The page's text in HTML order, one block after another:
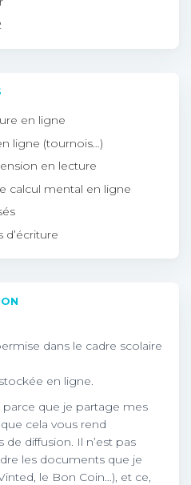
en ligne
ligne (tournois…)
en lecture
calcul mental en ligne
dans le cadre scolaire
en ligne.
parce que je partage mes
cela vous rend
diffusion. Il n’est pas
les documents que je
le Bon Coin…), et ce,